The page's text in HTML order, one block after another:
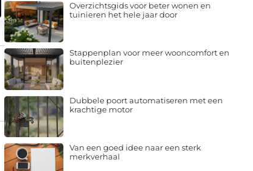
Overzichtsgids voor beter wonen en
tuinieren het hele jaar door
Stappenplan voor meer wooncomfort en
buitenplezier
Dubbele poort automatiseren met een
krachtige motor
Van een goed idee naar een sterk
merkverhaal